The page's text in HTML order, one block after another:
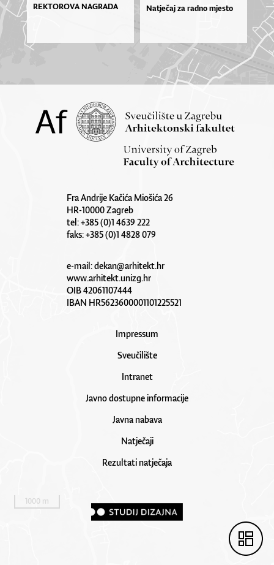
REKTOROVA NAGRADA Natječaj za radno mjesto
Fra Andrije Kačića Miošića 26
HR-10000 Zagreb
tel: +385 (0)1 4639 222
faks: +385 (0)1 4828 079
e-mail:dekan@arhitekt.hr
www.arhitekt.unizg.hr
OIB 42061107444
IBAN HR5623600001101225521
Impressum
Sveučilište
Intranet
Javno dostupne informacije
Javna nabava
Natječaji
Rezultati natječaja
1000 m